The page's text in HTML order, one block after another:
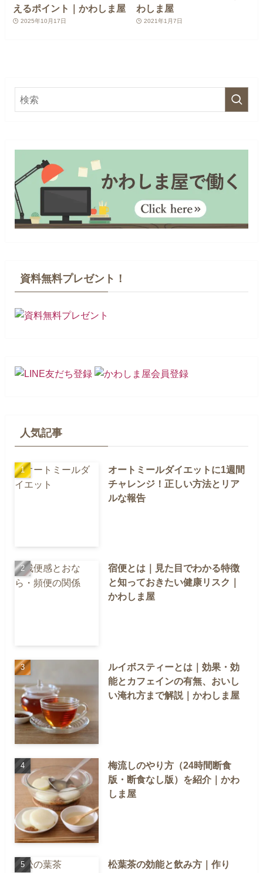
えるポイント｜かわしま屋
2025年10月17日
わしま屋
2021年1月7日
資料無料プレゼント！
人気記事
オートミールダイエットに1週間
チャレンジ！正しい方法とリア
ルな報告
宿便とは｜見た目でわかる特徴
と知っておきたい健康リスク｜
かわしま屋
ルイボスティーとは｜効果・効
能とカフェインの有無、おいし
い淹れ方まで解説｜かわしま屋
梅流しのやり方（24時間断食
版・断食なし版）を紹介｜かわ
しま屋
松葉茶の効能と飲み方｜作り